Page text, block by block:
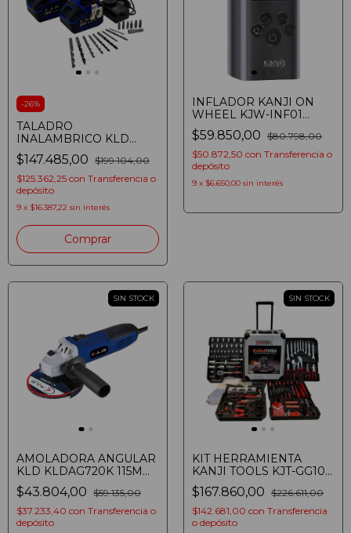
-26%
TALADRO
INALAMBRICO KLD
KLDTIP18K 18V
ACCESORIOS Y MALETA
(7798295028993)
$147.485,00 $199.104,00
$125.362,25 con Transferencia o
depósito
9 x $16.387,22 sin interés
INFLADOR KANJI ON
WHEEL KJW-INF01
MULTIFUNCION
PORTATIL ELECTRICO
12V
$59.850,00 $80.798,00
$50.872,50 con Transferencia o
depósito
9 x $6.650,00 sin interés
SIN STOCK
AMOLADORA ANGULAR
KLD KLDAG720K 115MM
720W (7798295028962)
$43.804,00 $59.135,00
$37.233,40 con Transferencia o
depósito
SIN STOCK
KIT HERRAMIENTA
KANJI TOOLS KJT-GG10
499 EN 1
$167.860,00 $226.611,00
$142.681,00 con Transferencia
o depósito